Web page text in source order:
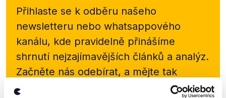
Přihlaste se k odběru našeho
newsletteru nebo whatsappového
kanálu, kde pravidelně přinášíme
shrnutí nejzajímavějších článků a analýz.
Začněte nás odebírat, a mějte tak
přehled o tom, jaké dezinformace a